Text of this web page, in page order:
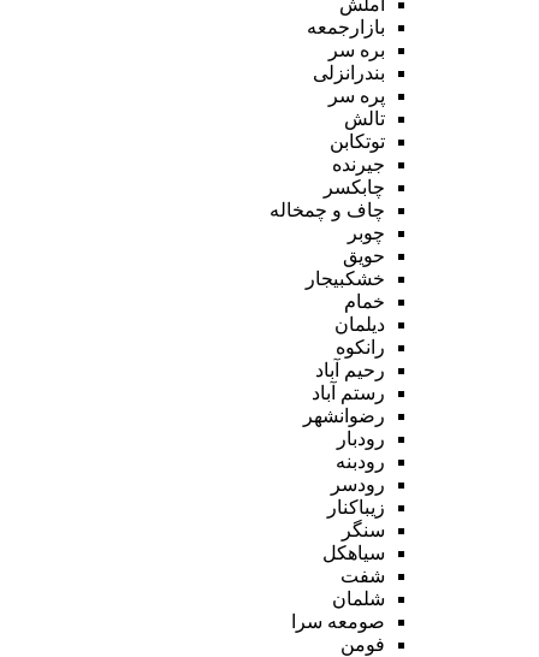
بازارجمعه
بره سر
بندرانزلی
پره سر
تالش
توتکابن
جیرنده
چابکسر
چاف و چمخاله
چوبر
حویق
خشکبیجار
خمام
دیلمان
رانکوه
رحیم آباد
رستم آباد
رضوانشهر
رودبار
رودبنه
رودسر
زیباکنار
سنگر
سیاهکل
شفت
شلمان
صومعه سرا
فومن